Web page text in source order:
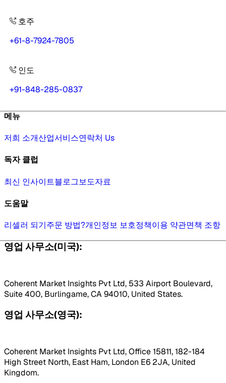
호주
+61-8-7924-7805
인도
+91-848-285-0837
메뉴
저희 소개산업서비스연락처 Us
독자 클럽
최신 인사이트블로그보도자료
도움말
리셀러 되기주문 방법?개인정보 보호정책이용 약관면책 조항
영업 사무소(미국):
Coherent Market Insights Pvt Ltd, 533 Airport Boulevard,
Suite 400, Burlingame, CA 94010, United States.
영업 사무소(영국):
Coherent Market Insights Pvt Ltd, Office 15811, 182-184
High Street North, East Ham, London E6 2JA, United
Kingdom.